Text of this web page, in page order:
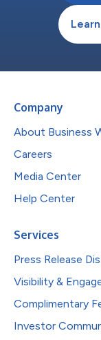
Company
About Business
Careers
Media Center
Help Center
Services
Press Release
Visibility &
Complimentary
Investor